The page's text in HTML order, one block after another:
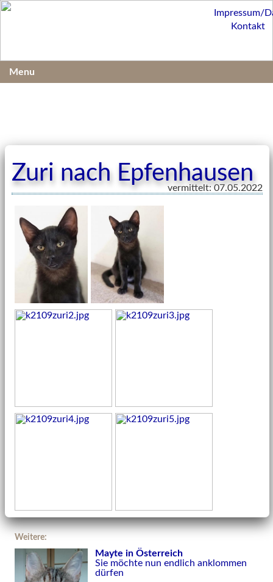
Zuri nach Epfenhausen
vermittelt: 07.05.2022
Weitere:
Mayte in Österreich
Sie möchte nun endlich anklommen
dürfen
Impressum/
Kontakt
Menu